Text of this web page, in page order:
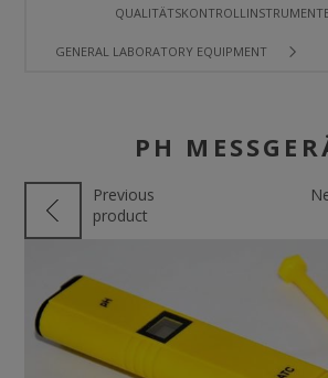
GENERAL LABORATORY EQUIPMENT
PH
Previous
product